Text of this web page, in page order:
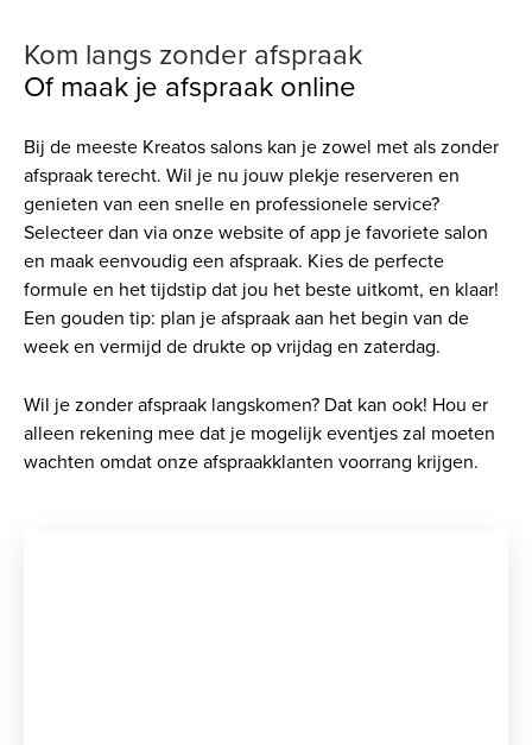
Kom langs zonder afspraak
Of maak je afspraak online
Bij de meeste Kreatos salons kan je zowel met als zonder
afspraak terecht. Wil je nu jouw plekje reserveren en
genieten van een snelle en professionele service?
Selecteer dan via onze website of app je favoriete salon
en maak eenvoudig een afspraak. Kies de perfecte
formule en het tijdstip dat jou het beste uitkomt, en klaar!
Een gouden tip: plan je afspraak aan het begin van de
week en vermijd de drukte op vrijdag en zaterdag.
Wil je zonder afspraak langskomen? Dat kan ook! Hou er
alleen rekening mee dat je mogelijk eventjes zal moeten
wachten omdat onze afspraakklanten voorrang krijgen.